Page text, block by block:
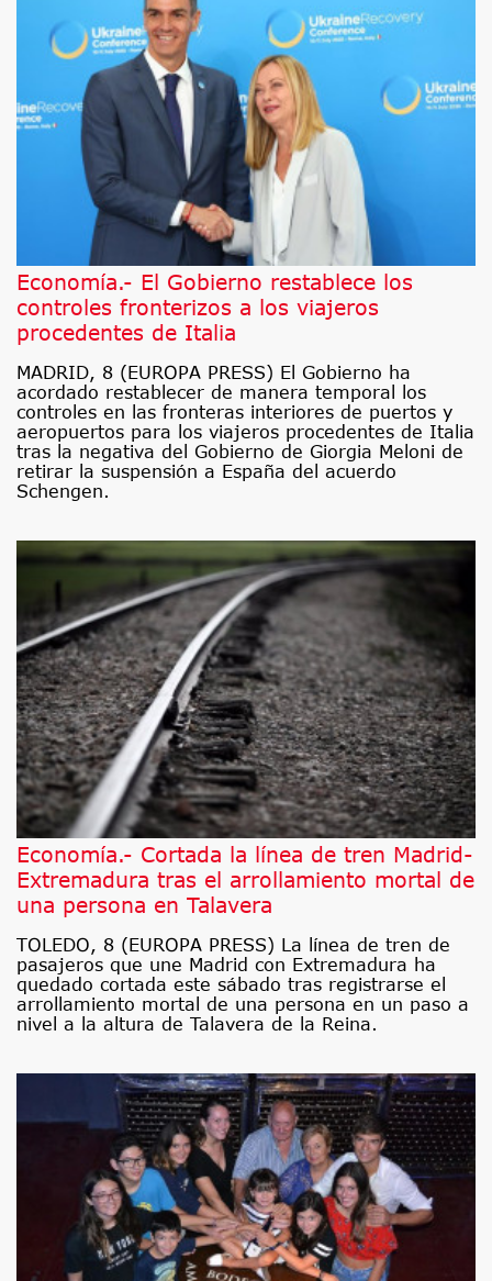
Economía.- El Gobierno restablece los
controles fronterizos a los viajeros
procedentes de Italia
MADRID, 8 (EUROPA PRESS) El Gobierno ha
acordado restablecer de manera temporal los
controles en las fronteras interiores de puertos y
aeropuertos para los viajeros procedentes de Italia
tras la negativa del Gobierno de Giorgia Meloni de
retirar la suspensión a España del acuerdo
Schengen.
Economía.- Cortada la línea de tren Madrid-
Extremadura tras el arrollamiento mortal de
una persona en Talavera
TOLEDO, 8 (EUROPA PRESS) La línea de tren de
pasajeros que une Madrid con Extremadura ha
quedado cortada este sábado tras registrarse el
arrollamiento mortal de una persona en un paso a
nivel a la altura de Talavera de la Reina.